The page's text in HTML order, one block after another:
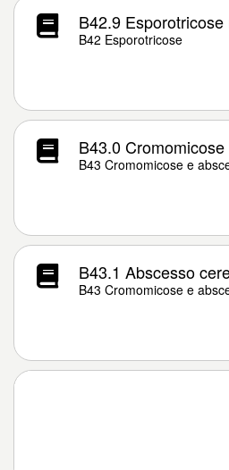
B42.9
B42 Esporotricose
B43.0
B43 Cromomicose e
B43.1 Abscesso
B43 Cromomicose e